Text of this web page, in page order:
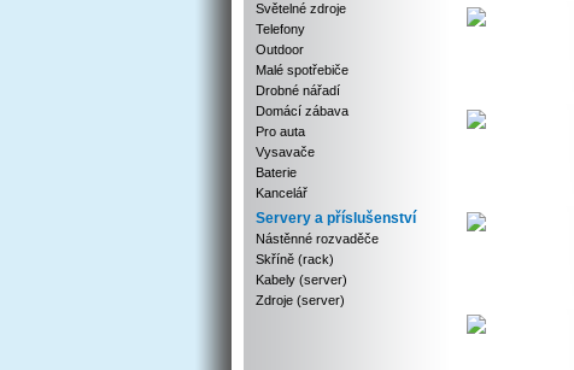
Světelné zdroje
Telefony
Outdoor
Malé spotřebiče
Drobné nářadí
Domácí zábava
Pro auta
Vysavače
Baterie
Kancelář
Servery a příslušenství
Nástěnné rozvaděče
Skříně (rack)
Kabely (server)
Zdroje (server)